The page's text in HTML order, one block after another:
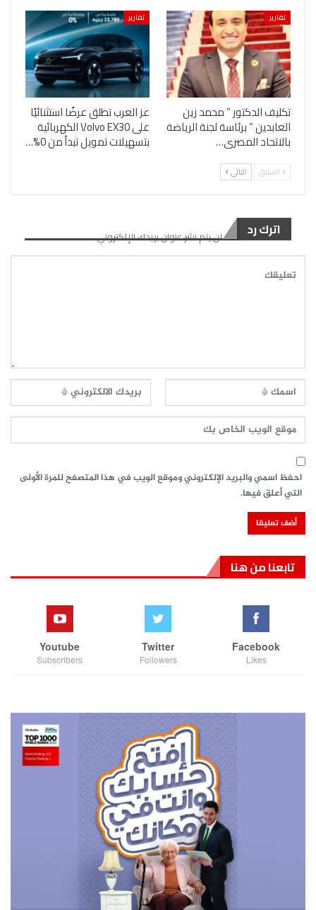
تقارير
تكليف الدكتور ” محمد زين
العابدين ” برئاسة لجنة الرياضة
بالاتحاد المصرى…
تقارير
عز العرب تطلق عرضًا استثنائيًا
على Volvo EX30 الكهربائية
بتسهيلات تمويل تبدأ من 0%…
السابق التالي
اترك رد لن يتم نشر عنوان بريدك الإلكتروني.
احفظ اسمي والبريد الإلكتروني وموقع الويب في هذا المتصفح للمرة الأولى
التي أعلق فيها.
تابعنا من هنا
Facebook
Likes
Twitter
Followers
Youtube
Subscribers